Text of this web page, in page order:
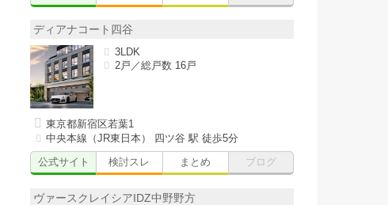
ディアナコート四谷
3LDK
2戸／総戸数 16戸
東京都新宿区若葉1
中央本線（JR東日本） 四ツ谷 駅 徒歩5分
公式サイト
検討スレ まとめ ブログ
ヴァースクレイシアIDZ中野野方